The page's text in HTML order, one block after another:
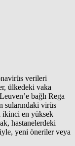
verileri
ülkedeki vaka
bağlı Rega
sularındaki virüs
ikinci en yüksek
hastanelerdeki
yeni öneriler veya